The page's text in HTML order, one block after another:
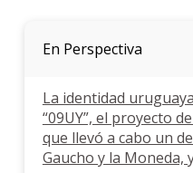
En Perspectiva
La identidad
“09UY”, el proyecto
que llevó a cabo un
Gaucho y la Moneda,